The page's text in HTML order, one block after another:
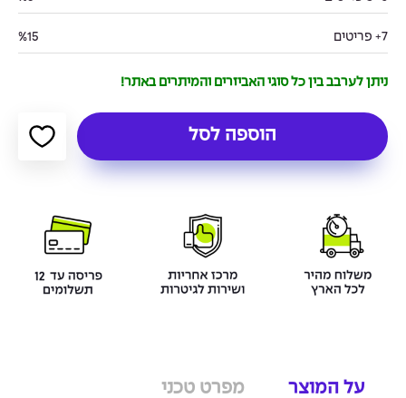
7+ פריטים %15
ניתן לערבב בין כל סוגי האביזרים והמיתרים באתר!
הוספה לסל
על המוצר מפרט טכני